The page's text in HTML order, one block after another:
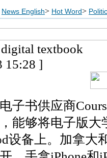
News English> Hot Word>
textbook
15:28 ]
子书供应商
能够将电子版
设备上。加拿大